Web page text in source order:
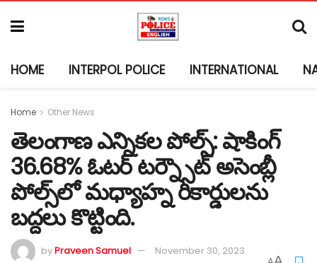
HOME INTERPOL POLICE INTERNATIONAL
Home Other News
తెలంగాణ ఎన్నికల పోల్స్: షాకింగ్
36.68% ఓటర్ టర్న్సౌట్ అసెంబ్లీ
పోల్స్‌లో మధ్యాహ్న రికార్డులను
బద్దలు కొట్టింది.
byPraveen Samuel
November 30, 2023